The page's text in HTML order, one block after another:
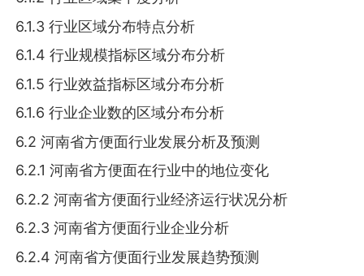
6.1.3 行业区域分布特点分析
6.1.4 行业规模指标区域分布分析
6.1.5 行业效益指标区域分布分析
6.1.6 行业企业数的区域分布分析
6.2 河南省方便面行业发展分析及预测
6.2.1 河南省方便面在行业中的地位变化
6.2.2 河南省方便面行业经济运行状况分析
6.2.3 河南省方便面行业企业分析
6.2.4 河南省方便面行业发展趋势预测